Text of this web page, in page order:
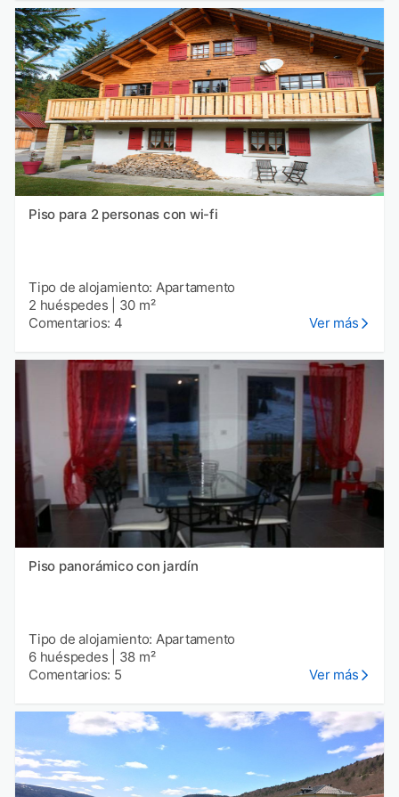
Piso para 2 personas con wi-fi
Tipo de alojamiento: Apartamento
2 huéspedes
30 m²
Comentarios: 4
Ver más
Piso panorámico con jardín
Tipo de alojamiento: Apartamento
6 huéspedes
38 m²
Comentarios: 5
Ver más